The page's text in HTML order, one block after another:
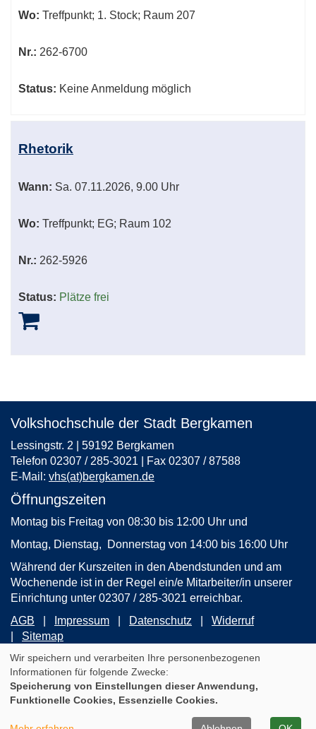
Wo: Treffpunkt; 1. Stock; Raum 207
Nr.: 262-6700
Status: Keine Anmeldung möglich
Rhetorik
Wann: Sa. 07.11.2026, 9.00 Uhr
Wo: Treffpunkt; EG; Raum 102
Nr.: 262-5926
Status: Plätze frei
Volkshochschule der Stadt Bergkamen
Lessingstr. 2 | 59192 Bergkamen
Telefon 02307 / 285-3021 | Fax 02307 / 87588
E-Mail: vhs(at)bergkamen.de
Öffnungszeiten
Montag bis Freitag von 08:30 bis 12:00 Uhr und
Montag, Dienstag, Donnerstag von 14:00 bis 16:00 Uhr
Während der Kurszeiten in den Abendstunden und am
Wochenende ist in der Regel ein/e Mitarbeiter/in unserer
Einrichtung unter 02307 / 285-3021 erreichbar.
AGB
Impressum Datenschutz
Widerruf
Sitemap
Cookie Einstellungen
WIDERRUFSFORMULAR
Kontrast
Wir speichern und verarbeiten Ihre personenbezogenen
Informationen für folgende Zwecke:
Speicherung von Einstellungen dieser Anwendung,
Funktionelle Cookies, Essenzielle Cookies.